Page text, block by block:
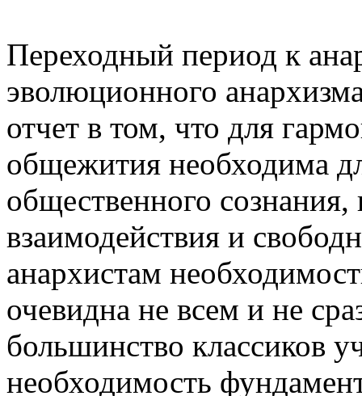
Переходный период к
эволюционного
отчет в том, что для
общежития необходима
общественного
взаимодействия и
анархистам
очевидна не всем и не
большинство классиков
необходимость